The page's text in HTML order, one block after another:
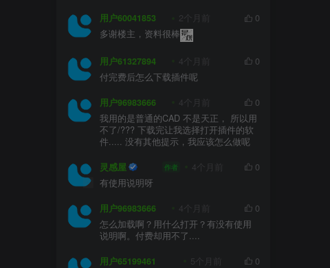
用户60041853 2个月前
0
多谢楼主，资料很棒
用户61327894 4个月前
0
付完费后怎么下载插件呢
用户96983666 4个月前
0
我用的是普通的CAD 不是天正， 所以用
不了/??? 下载完让我选择打开插件的软
件..... 没有其他提示，我应该怎么做呢
灵感屋 作者 4个月前
0
有使用说明呀
用户96983666 4个月前
0
怎么加载啊？用什么打开？有没有使用
说明啊。付费却用不了....
用户65199461 5个月前
0